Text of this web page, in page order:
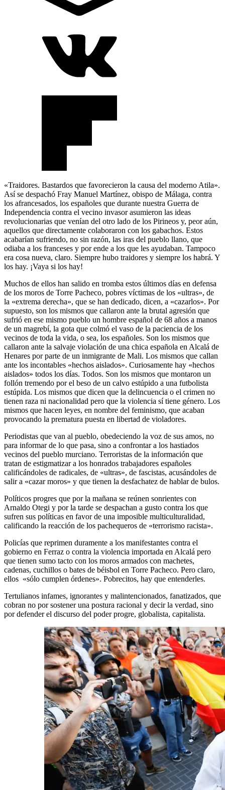
«Traidores. Bastardos que favorecieron la causa del moderno Atila».
Así se despachó Fray Manuel Martínez, obispo de Málaga, contra
los afrancesados, los españoles que durante nuestra Guerra de
Independencia contra el vecino invasor asumieron las ideas
revolucionarias que venían del otro lado de los Pirineos y, peor aún,
aquellos que directamente colaboraron con los gabachos. Estos
acabarían sufriendo, no sin razón, las iras del pueblo llano, que
odiaba a los franceses y por ende a los que les ayudaban. Tampoco
era cosa nueva, claro. Siempre hubo traidores y siempre los habrá. Y
los hay. ¡Vaya si los hay!
Muchos de ellos han salido en tromba estos últimos días en defensa
de los moros de Torre Pacheco, pobres víctimas de los «ultras», de
la «extrema derecha», que se han dedicado, dicen, a «cazarlos». Por
supuesto, son los mismos que callaron ante la brutal agresión que
sufrió en ese mismo pueblo un hombre español de 68 años a manos
de un magrebí, la gota que colmó el vaso de la paciencia de los
vecinos de toda la vida, o sea, los españoles. Son los mismos que
callaron ante la salvaje violación de una chica española en Alcalá de
Henares por parte de un inmigrante de Mali. Los mismos que callan
ante los incontables «hechos aislados». Curiosamente hay «hechos
aislados» todos los días. Todos. Son los mismos que montaron un
follón tremendo por el beso de un calvo estúpido a una futbolista
estúpida. Los mismos que dicen que la delincuencia o el crimen no
tienen raza ni nacionalidad pero que la violencia sí tiene género. Los
mismos que hacen leyes, en nombre del feminismo, que acaban
provocando la prematura puesta en libertad de violadores.
Periodistas que van al pueblo, obedeciendo la voz de sus amos, no
para informar de lo que pasa, sino a confrontar a los hastiados
vecinos del pueblo murciano. Terroristas de la información que
tratan de estigmatizar a los honrados trabajadores españoles
calificándoles de radicales, de «ultras», de fascistas, acusándoles de
salir a «cazar moros» y que tienen la desfachatez de hablar de bulos.
Políticos progres que por la mañana se reúnen sonrientes con
Arnaldo Otegi y por la tarde se despachan a gusto contra los que
sufren sus políticas en favor de una imposible multiculturalidad,
calificando la reacción de los pachequeros de «terrorismo racista».
Policías que reprimen duramente a los manifestantes contra el
gobierno en Ferraz o contra la violencia importada en Alcalá pero
que tienen sumo tacto con los moros armados con machetes,
cadenas, cuchillos o bates de béisbol en Torre Pacheco. Pero claro,
ellos «sólo cumplen órdenes». Pobrecitos, hay que entenderles.
Tertulianos infames, ignorantes y malintencionados, fanatizados, que
cobran no por sostener una postura racional y decir la verdad, sino
por defender el discurso del poder progre, globalista, capitalista.